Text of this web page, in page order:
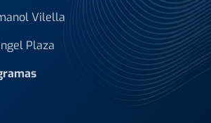
Vilella
Plaza